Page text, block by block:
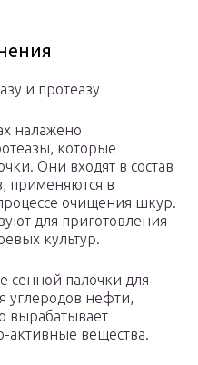
и протеазу
налажено
которые
Они входят в состав
применяются в
очищения шкур.
для приготовления
культур.
сенной палочки для
углеродов нефти,
вырабатывает
активные вещества.